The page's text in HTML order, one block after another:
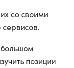
со своими
позиции